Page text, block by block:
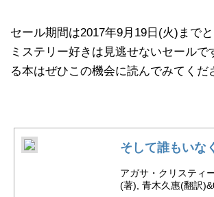
セール期間は2017年9月19日(火)までと
ミステリー好きは見逃せないセールで
る本はぜひこの機会に読んでみてくだ
そして誰もいな
アガサ・クリスティ
(著), 青木久惠(翻訳